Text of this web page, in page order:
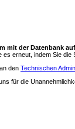
mit der Datenbank
es erneut, indem Sie die
den Technischen
für die